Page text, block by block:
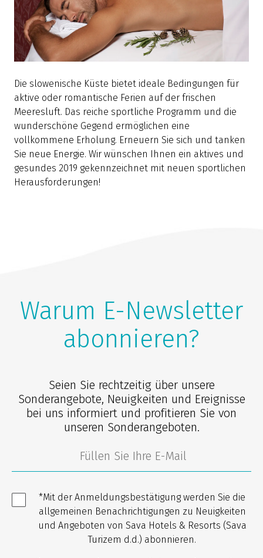
Die slowenische Küste bietet ideale Bedingungen für
aktive oder romantische Ferien auf der frischen
Meeresluft. Das reiche sportliche Programm und die
wunderschöne Gegend ermöglichen eine
vollkommene Erholung. Erneuern Sie sich und tanken
Sie neue Energie. Wir wünschen Ihnen ein aktives und
gesundes 2019 gekennzeichnet mit neuen sportlichen
Herausforderungen!
Warum E-Newsletter
abonnieren?
Seien Sie rechtzeitig über unsere
Sonderangebote, Neuigkeiten und Ereignisse
bei uns informiert und profitieren Sie von
unseren Sonderangeboten.
*Mit der Anmeldungsbestätigung werden Sie die
allgemeinen Benachrichtigungen zu Neuigkeiten
und Angeboten von Sava Hotels & Resorts (Sava
Turizem d.d.) abonnieren.